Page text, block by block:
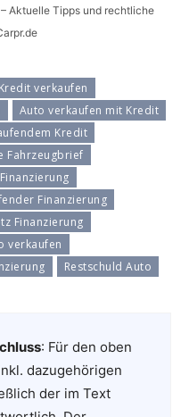
Aktuelle Tipps und rechtliche
verkaufen
Auto verkaufen mit Kredit
Kredit
Fahrzeugbrief
Finanzierung
Finanzierung
verkaufen
Restschuld Auto
: Für den oben
dazugehörigen
der im Text